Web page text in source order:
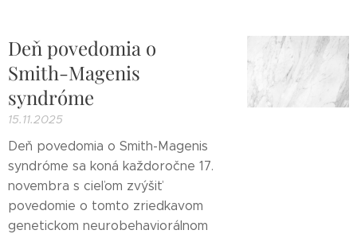
Deň povedomia o
Smith-Magenis
syndróme
15.11.2025
Deň povedomia o Smith-Magenis
syndróme sa koná každoročne 17.
novembra s cieľom zvýšiť
povedomie o tomto zriedkavom
genetickom neurobehaviorálnom